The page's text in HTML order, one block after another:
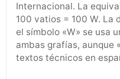
Internacional. La
100 vatios = 100 W. La
el símbolo «W» se usa
ambas grafías, aunque
textos técnicos en